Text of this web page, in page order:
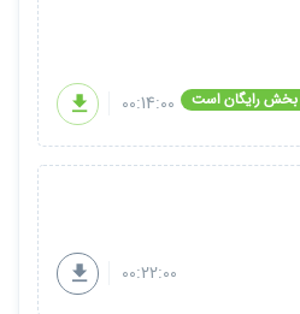
بخش رایگان است 00:14:00
00:22:00